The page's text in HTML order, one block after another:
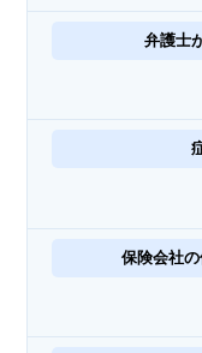
弁護士
保険会社